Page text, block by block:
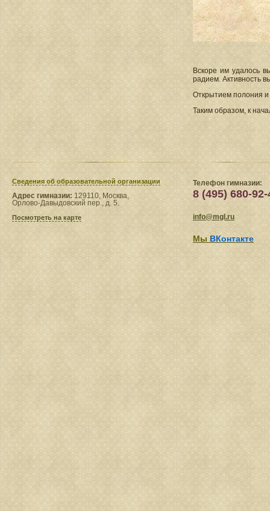
Вскоре им удалось
радием. Активность
Открытием полония и
Таким образом, к
Сведения​ об образовательной организации
Адрес гимназии: 129110, Москва,
Орлово-Давыдовский пер., д. 5.
Посмотреть на карте
Телефон гимназии:
8 (495) 680-92-
info@mgl.ru
Мы ВКонтакте